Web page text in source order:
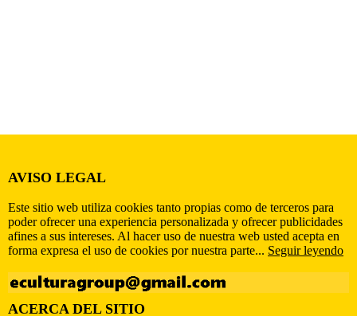
AVISO LEGAL
Este sitio web utiliza cookies tanto propias como de terceros para
poder ofrecer una experiencia personalizada y ofrecer publicidades
afines a sus intereses. Al hacer uso de nuestra web usted acepta en
forma expresa el uso de cookies por nuestra parte... Seguir leyendo
ACERCA DEL SITIO